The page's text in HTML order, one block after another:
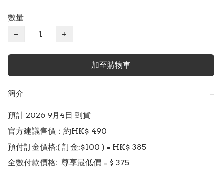
數量
−
+
加至購物車
簡介 −
預計 2026 9月4日 到貨
官方建議售價：約HK$ 490
預付訂金價格:( 訂金:$100 ) = HK$ 385
全數付款價格:  尊享最低價 = $ 375